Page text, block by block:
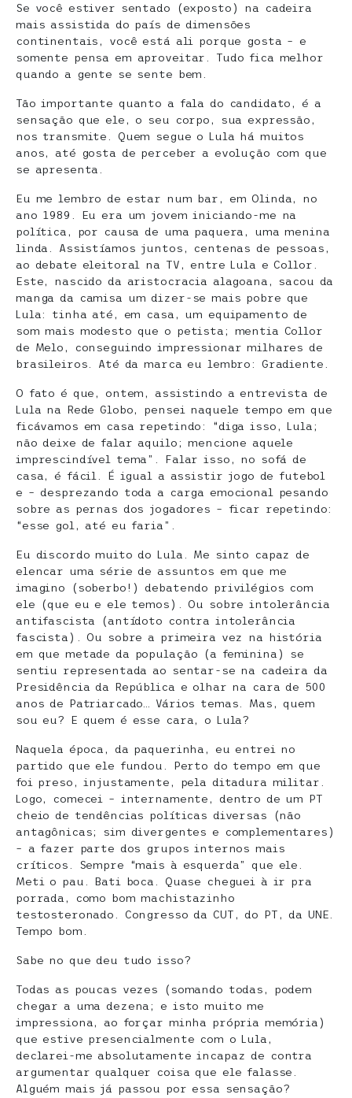
Se você estiver sentado (exposto) na cadeira
mais assistida do país de dimensões
continentais, você está ali porque gosta – e
somente pensa em aproveitar. Tudo fica melhor
quando a gente se sente bem.
Tão importante quanto a fala do candidato, é a
sensação que ele, o seu corpo, sua expressão,
nos transmite. Quem segue o Lula há muitos
anos, até gosta de perceber a evolução com que
se apresenta.
Eu me lembro de estar num bar, em Olinda, no
ano 1989. Eu era um jovem iniciando-me na
política, por causa de uma paquera, uma menina
linda. Assistíamos juntos, centenas de pessoas,
ao debate eleitoral na TV, entre Lula e Collor.
Este, nascido da aristocracia alagoana, sacou da
manga da camisa um dizer-se mais pobre que
Lula: tinha até, em casa, um equipamento de
som mais modesto que o petista; mentia Collor
de Melo, conseguindo impressionar milhares de
brasileiros. Até da marca eu lembro: Gradiente.
O fato é que, ontem, assistindo a entrevista de
Lula na Rede Globo, pensei naquele tempo em que
ficávamos em casa repetindo: “diga isso, Lula;
não deixe de falar aquilo; mencione aquele
imprescindível tema”. Falar isso, no sofá de
casa, é fácil. É igual a assistir jogo de futebol
e – desprezando toda a carga emocional pesando
sobre as pernas dos jogadores – ficar repetindo:
“esse gol, até eu faria”.
Eu discordo muito do Lula. Me sinto capaz de
elencar uma série de assuntos em que me
imagino (soberbo!) debatendo privilégios com
ele (que eu e ele temos). Ou sobre intolerância
antifascista (antídoto contra intolerância
fascista). Ou sobre a primeira vez na história
em que metade da população (a feminina) se
sentiu representada ao sentar-se na cadeira da
Presidência da República e olhar na cara de 500
anos de Patriarcado… Vários temas. Mas, quem
sou eu? E quem é esse cara, o Lula?
Naquela época, da paquerinha, eu entrei no
partido que ele fundou. Perto do tempo em que
foi preso, injustamente, pela ditadura militar.
Logo, comecei – internamente, dentro de um PT
cheio de tendências políticas diversas (não
antagônicas; sim divergentes e complementares)
– a fazer parte dos grupos internos mais
críticos. Sempre “mais à esquerda” que ele.
Meti o pau. Bati boca. Quase cheguei à ir pra
porrada, como bom machistazinho
testosteronado. Congresso da CUT, do PT, da UNE.
Tempo bom.
Sabe no que deu tudo isso?
Todas as poucas vezes (somando todas, podem
chegar a uma dezena; e isto muito me
impressiona, ao forçar minha própria memória)
que estive presencialmente com o Lula,
declarei-me absolutamente incapaz de contra
argumentar qualquer coisa que ele falasse.
Alguém mais já passou por essa sensação?